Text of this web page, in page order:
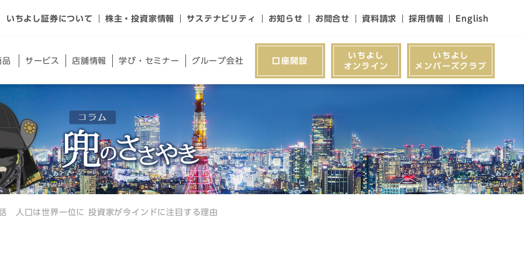
いちよし証券について 株主・投資家情報 サステナビリティ お知らせ お問合せ 資料請求 採用情報 English
品 サー ビス 店舗情報 学び・ セミナー グループ会社 口座開設
いちよし
オンライン
いちよし
メンバーズクラブ
人口は世界一位に 投資家が今インドに注目する理由